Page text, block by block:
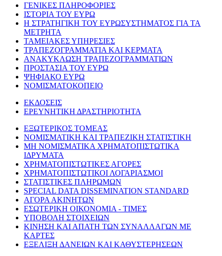
ΓΕΝΙΚΕΣ ΠΛΗΡΟΦΟΡΙΕΣ
ΙΣΤΟΡΙΑ ΤΟΥ ΕΥΡΩ
Η ΣΤΡΑΤΗΓΙΚΗ ΤΟΥ ΕΥΡΩΣΥΣΤΗΜΑΤΟΣ ΓΙΑ ΤΑ
ΜΕΤΡΗΤΑ
ΤΑΜΕΙΑΚΕΣ ΥΠΗΡΕΣΙΕΣ
ΤΡΑΠΕΖΟΓΡΑΜΜΑΤΙΑ ΚΑΙ ΚΕΡΜΑΤΑ
ΑΝΑΚΥΚΛΩΣΗ ΤΡΑΠΕΖΟΓΡΑΜΜΑΤΙΩΝ
ΠΡΟΣΤΑΣΙΑ ΤΟΥ ΕΥΡΩ
ΨΗΦΙΑΚΟ ΕΥΡΩ
ΝΟΜΙΣΜΑΤΟΚΟΠΕΙΟ
ΕΚΔΟΣΕΙΣ
ΕΡΕΥΝΗΤΙΚΗ ΔΡΑΣΤΗΡΙΟΤΗΤΑ
ΕΞΩΤΕΡΙΚΟΣ ΤΟΜΕΑΣ
ΝΟΜΙΣΜΑΤΙΚΗ ΚΑΙ ΤΡΑΠΕΖΙΚΗ ΣΤΑΤΙΣΤΙΚΗ
ΜΗ ΝΟΜΙΣΜΑΤΙΚΑ ΧΡΗΜΑΤΟΠΙΣΤΩΤΙΚΑ
ΙΔΡΥΜΑΤΑ
ΧΡΗΜΑΤΟΠΙΣΤΩΤΙΚΕΣ ΑΓΟΡΕΣ
ΧΡΗΜΑΤΟΠΙΣΤΩΤΙΚΟΙ ΛΟΓΑΡΙΑΣΜΟΙ
ΣΤΑΤΙΣΤΙΚΕΣ ΠΛΗΡΩΜΩΝ
SPECIAL DATA DISSEMINATION STANDARD
ΑΓΟΡΑ ΑΚΙΝΗΤΩΝ
ΕΣΩΤΕΡΙΚΗ ΟΙΚΟΝΟΜΙΑ - ΤΙΜΕΣ
ΥΠΟΒΟΛΗ ΣΤΟΙΧΕΙΩΝ
ΚΙΝΗΣΗ ΚΑΙ ΑΠΑΤΗ ΤΩΝ ΣΥΝΑΛΛΑΓΩΝ ΜΕ
ΚΑΡΤΕΣ
ΕΞΕΛΙΞΗ ΔΑΝΕΙΩΝ ΚΑΙ ΚΑΘΥΣΤΕΡΗΣΕΩΝ